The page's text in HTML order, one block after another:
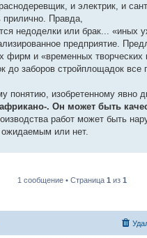
и электрик, и
прилично. Правда,
недоделки или брак... «иных
предприятие.
фирм и «временных творческих
до заборов стройплощадок
понятию, изобретенному явно
. Он может быть
работ может быть
ожидаемым или нет.
1 сообщение • Страница 1 из 1